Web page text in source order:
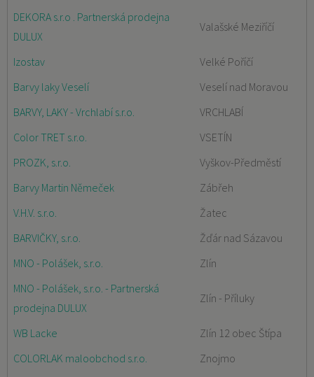
DEKORA s.r.o . Partnerská prodejna
DULUX
Valašské Meziříčí
Izostav
Velké Poříčí
Barvy laky Veselí
Veselí nad Moravou
BARVY, LAKY - Vrchlabí s.r.o.
VRCHLABÍ
Color TRET s.r.o.
VSETÍN
PROZK, s.r.o.
Vyškov-Předměstí
Barvy Martin Němeček
Zábřeh
V.H.V. s.r.o.
Žatec
BARVIČKY, s.r.o.
Žďár nad Sázavou
MNO - Polášek, s.r.o.
Zlín
MNO - Polášek, s.r.o. - Partnerská
prodejna DULUX
Zlín - Příluky
WB Lacke
Zlín 12 obec Štípa
COLORLAK maloobchod s.r.o.
Znojmo